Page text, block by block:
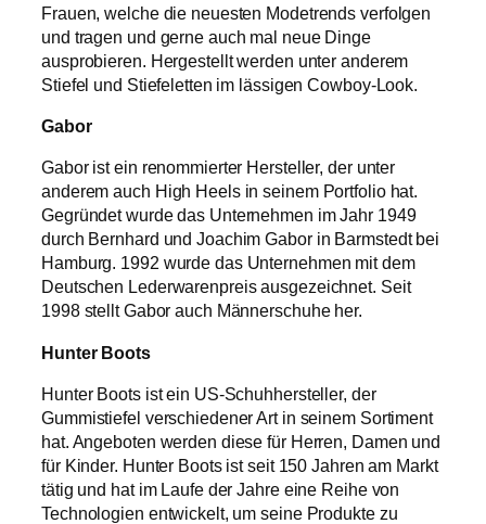
Frauen, welche die neuesten Modetrends verfolgen
und tragen und gerne auch mal neue Dinge
ausprobieren. Hergestellt werden unter anderem
Stiefel und Stiefeletten im lässigen Cowboy-Look.
Gabor
Gabor ist ein renommierter Hersteller, der unter
anderem auch High Heels in seinem Portfolio hat.
Gegründet wurde das Unternehmen im Jahr 1949
durch Bernhard und Joachim Gabor in Barmstedt bei
Hamburg. 1992 wurde das Unternehmen mit dem
Deutschen Lederwarenpreis ausgezeichnet. Seit
1998 stellt Gabor auch Männerschuhe her.
Hunter Boots
Hunter Boots ist ein US-Schuhhersteller, der
Gummistiefel verschiedener Art in seinem Sortiment
hat. Angeboten werden diese für Herren, Damen und
für Kinder. Hunter Boots ist seit 150 Jahren am Markt
tätig und hat im Laufe der Jahre eine Reihe von
Technologien entwickelt, um seine Produkte zu